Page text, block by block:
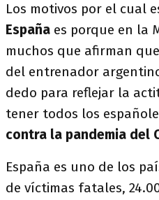
Los motivos por el cual
España es porque en la
muchos que afirman
del entrenador
dedo para reflejar la
tener todos los
contra la pandemia del
España es uno de los
de víctimas fatales,